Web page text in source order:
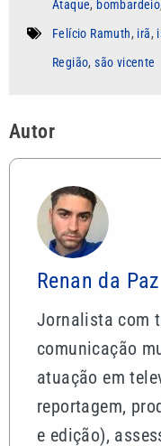
Ataque, bombardeio
Felício Ramuth, irã,
Região,são vicente
Autor
Renan da Paz
Jornalista com
comunicação
atuação em
reportagem,
e edição),